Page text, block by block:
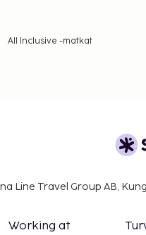
ja niistä
All Inclusive -matkat
Line Travel Group AB,
Working at